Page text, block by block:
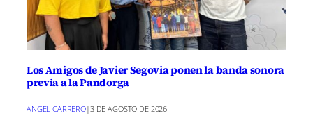
Los Amigos de Javier Segovia ponen la banda sonora
previa a la Pandorga
ANGEL CARRERO|3 DE AGOSTO DE 2026